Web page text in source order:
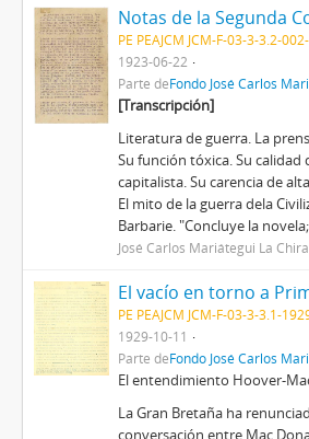
Notas de la Segunda
PE PEAJCM JCM-F-03-3-3.2-
1923-06-22
Parte deFondo José Carlos
[Transcripción]
Literatura de guerra. La
Su función tóxica. Su
capitalista. Su carencia de
El mito de la guerra dela
Barbarie. "Concluye la novela;
José Carlos Mariátegui La Chira
PE PEAJCM JCM-F-03-3-3.1-
1929-10-11
Parte deFondo José Carlos
El entendimiento Hoover-
La Gran Bretaña ha
conversación entre Mac